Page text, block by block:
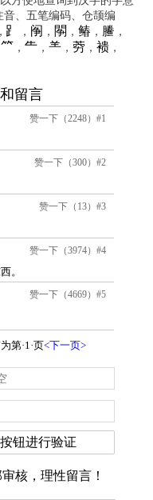
、五笔编码、仓颉编
， ⻊ ， 䦶 ， 䦛 ， 䲠 ， 䲢 ，
⺮ ， ⺧， ⺷， 䓖， 䙌，